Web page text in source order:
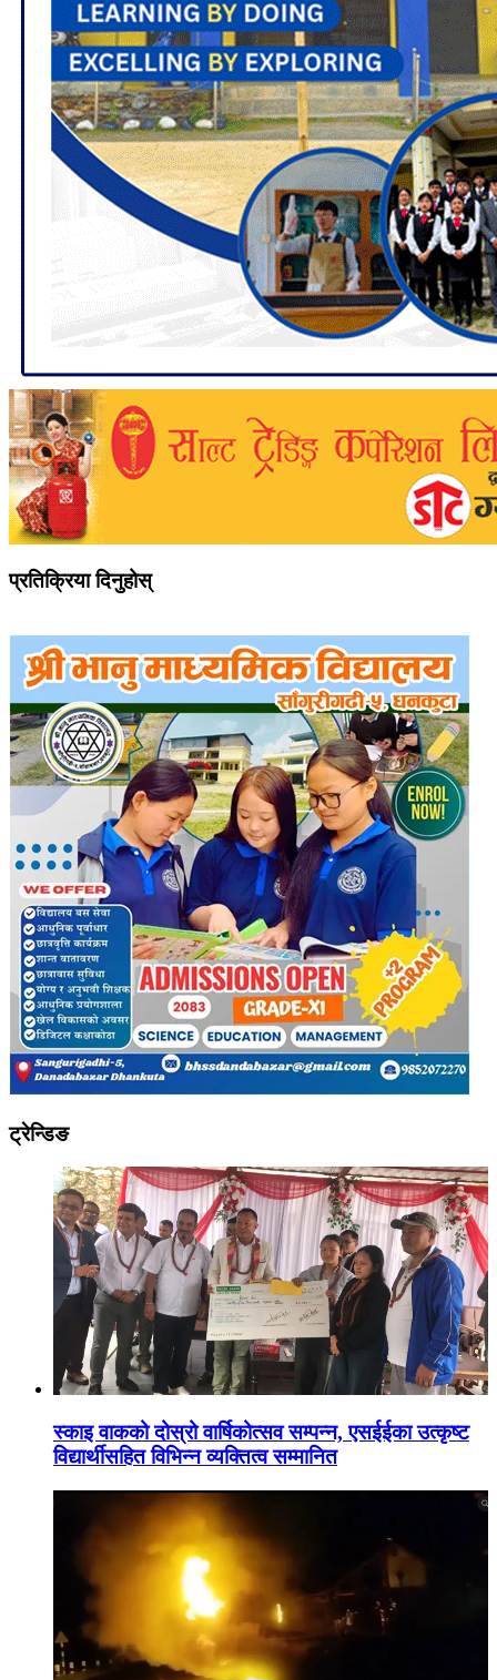
प्रतिक्रिया दिनुहोस्
ट्रेन्डिङ
स्काइ वाकको दोस्रो वार्षिकोत्सव सम्पन्न, एसईईका उत्कृष्ट
विद्यार्थीसहित विभिन्न व्यक्तित्व सम्मानित